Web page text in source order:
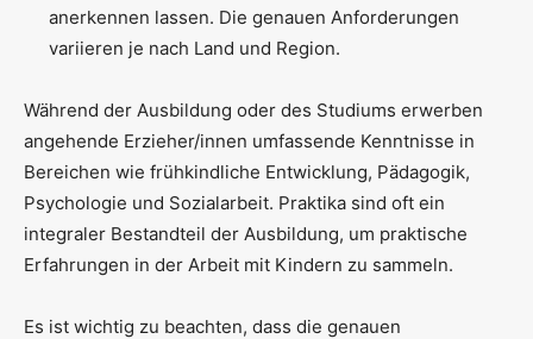
anerkennen lassen. Die genauen Anforderungen
variieren je nach Land und Region.
Während der Ausbildung oder des Studiums erwerben
angehende Erzieher/innen umfassende Kenntnisse in
Bereichen wie frühkindliche Entwicklung, Pädagogik,
Psychologie und Sozialarbeit. Praktika sind oft ein
integraler Bestandteil der Ausbildung, um praktische
Erfahrungen in der Arbeit mit Kindern zu sammeln.
Es ist wichtig zu beachten, dass die genauen